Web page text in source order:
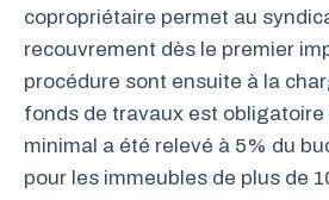
copropriétaire permet au
recouvrement dès le premier
procédure sont ensuite à la
fonds de travaux est obligatoire
minimal a été relevé à 5% du
pour les immeubles de plus de